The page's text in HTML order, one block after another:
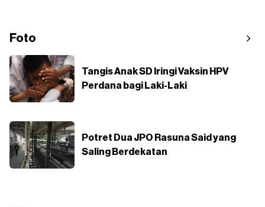
Foto
Tangis Anak SD Iringi Vaksin HPV
Perdana bagi Laki-Laki
Potret Dua JPO Rasuna Said yang
Saling Berdekatan